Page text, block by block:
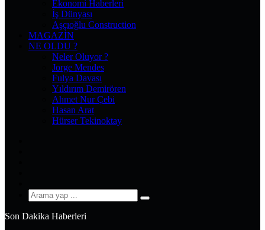
Ekonomi Haberleri
İş Dünyası
Aşçıoğlu Construction
MAGAZIN
NE OLDU ?
Neler Oluyor ?
Jorge Mendes
Fulya Davası
Yıldırım Demirören
Ahmet Nur Çebi
Hasan Arat
Hürser Tekinoktay
Arama
Son Dakika Haberleri